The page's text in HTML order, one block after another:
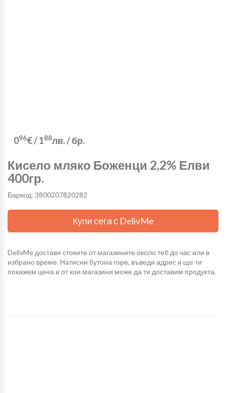
096€/188лв./ бр.
Кисело мляко Боженци 2,2% Елви
400гр.
Баркод: 3800207820282
Купи сега с DelivMe
DelivMe доставя стоките от магазините около теб до час или в
избрано време. Натисни бутона горе, въведи адрес и ще ти
покажем цена и от кои магазини може да ти доставим продукта.